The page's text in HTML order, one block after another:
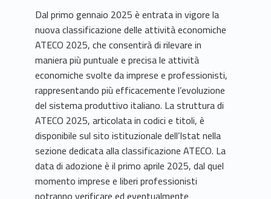
Dal primo gennaio 2025 è entrata in vigore la
nuova classificazione delle attività economiche
ATECO 2025, che consentirà di rilevare in
maniera più puntuale e precisa le attività
economiche svolte da imprese e professionisti,
rappresentando più efficacemente l’evoluzione
del sistema produttivo italiano. La struttura di
ATECO 2025, articolata in codici e titoli, è
disponibile sul sito istituzionale dell’Istat nella
sezione dedicata alla classificazione ATECO. La
data di adozione è il primo aprile 2025, dal quel
momento imprese e liberi professionisti